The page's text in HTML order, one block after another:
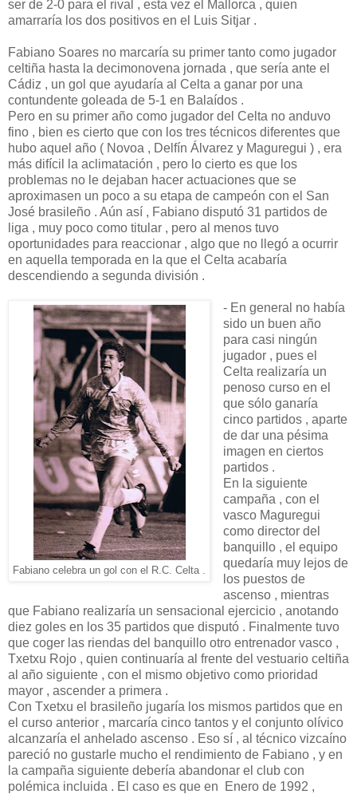
ser de 2-0 para el rival , esta vez el Mallorca , quien
amarraría los dos positivos en el Luis Sitjar .
Fabiano Soares no marcaría su primer tanto como jugador
celtiña hasta la decimonovena jornada , que sería ante el
Cádiz , un gol que ayudaría al Celta a ganar por una
contundente goleada de 5-1 en Balaídos .
Pero en su primer año como jugador del Celta no anduvo
fino , bien es cierto que con los tres técnicos diferentes que
hubo aquel año ( Novoa , Delfín Álvarez y Maguregui ) , era
más difícil la aclimatación , pero lo cierto es que los
problemas no le dejaban hacer actuaciones que se
aproximasen un poco a su etapa de campeón con el San
José brasileño . Aún así , Fabiano disputó 31 partidos de
liga , muy poco como titular , pero al menos tuvo
oportunidades para reaccionar , algo que no llegó a ocurrir
en aquella temporada en la que el Celta acabaría
descendiendo a segunda división .
Fabiano celebra un gol con el R.C. Celta .
- En general no había
sido un buen año
para casi ningún
jugador , pues el
Celta realizaría un
penoso curso en el
que sólo ganaría
cinco partidos , aparte
de dar una pésima
imagen en ciertos
partidos .
En la siguiente
campaña , con el
vasco Maguregui
como director del
banquillo , el equipo
quedaría muy lejos de
los puestos de
ascenso , mientras
que Fabiano realizaría un sensacional ejercicio , anotando
diez goles en los 35 partidos que disputó . Finalmente tuvo
que coger las riendas del banquillo otro entrenador vasco ,
Txetxu Rojo , quien continuaría al frente del vestuario celtiña
al año siguiente , con el mismo objetivo como prioridad
mayor , ascender a primera .
Con Txetxu el brasileño jugaría los mismos partidos que en
el curso anterior , marcaría cinco tantos y el conjunto olívico
alcanzaría el anhelado ascenso . Eso sí , al técnico vizcaíno
pareció no gustarle mucho el rendimiento de Fabiano , y en
la campaña siguiente debería abandonar el club con
polémica incluida . El caso es que en Enero de 1992 ,